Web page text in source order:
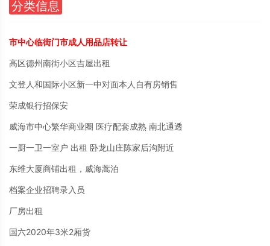
分类信息
市中心临街门市成人用品店转让
高区德州南街小区吉屋出租
文登人和国际小区新一中对面本人自有房销售
荣成银行招保安
威海市中心繁华商业圈 医疗配套成熟 南北通透
一厨一卫一室户 出租 卧龙山庄陈家后沟附近
东维大厦商铺出租，威海蒿泊
档案企业招聘录入员
厂房出租
国六2020年3米2厢货